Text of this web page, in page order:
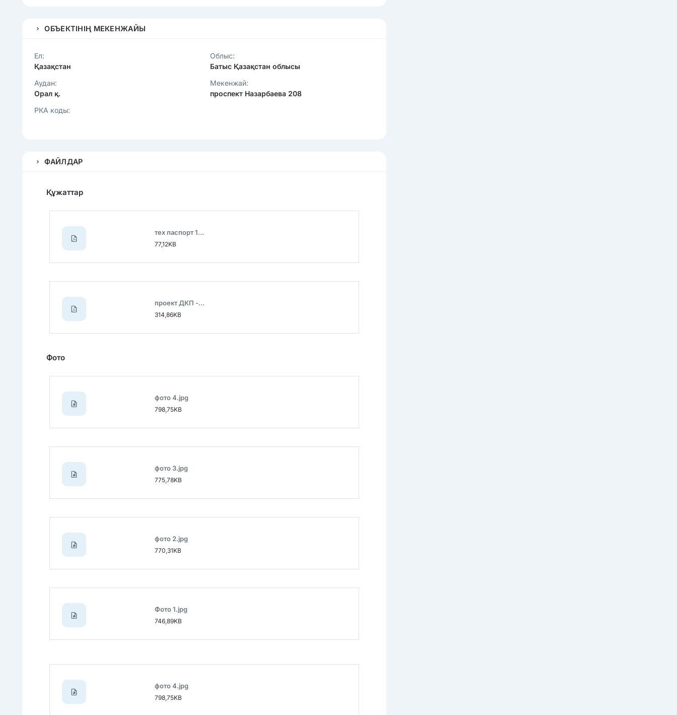
ОБЪЕКТІНІҢ МЕКЕНЖАЙЫ
Ел:
Қазақстан
Облыс:
Батыс Қазақстан облысы
Аудан:
Орал қ.
Мекенжай:
проспект Назарбаева 208
РКА коды:
ФАЙЛДАР
Құжаттар
тех паспорт 1.pdf
77,12KB
проект ДКП -прочее.pdf
314,86KB
Фото
фото 4.jpg
798,75KB
фото 3.jpg
775,78KB
фото 2.jpg
770,31KB
Фото 1.jpg
746,89KB
фото 4.jpg
798,75KB